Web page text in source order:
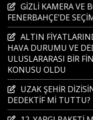
GİZLİ KAMERA VE
FENERBAHÇE’DE
ALTIN
HAVA DURUMU VE
ULUSLARARASI BİR
KONUSU OLDU
UZAK ŞEHİR
DEDEKTİF Mİ TUTTU?